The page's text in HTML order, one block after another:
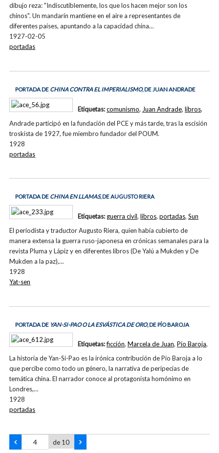
dibujo reza: "Indiscutiblemente, los que los hacen mejor son los
chinos". Un mandarín mantiene en el aire a representantes de
diferentes países, apuntando a la capacidad china…
1927-02-05
portadas
PORTADA DE CHINA CONTRA EL IMPERIALISMO, DE JUAN ANDRADE
Andrade participó en la fundación del PCE y más tarde, tras la escisión
troskista de 1927, fue miembro fundador del POUM.
1928
Etiquetas:comunismo, Juan Andrade, libros,
portadas
PORTADA DE CHINA EN LLAMAS, DE AUGUSTO RIERA
El periodista y traductor Augusto Riera, quien había cubierto de
manera extensa la guerra ruso-japonesa en crónicas semanales para la
revista Pluma y Lápiz y en diferentes libros (De Yalú a Mukden y De
Mukden a la paz),…
1928
Etiquetas: guerra civil, libros, portadas, Sun
Yat-sen
PORTADA DE YAN-SI-PAO O LA ESVÁSTICA DE ORO, DE PÍO BAROJA
La historia de Yan-Si-Pao es la irónica contribución de Pío Baroja a lo
que percibe como todo un género, la narrativa de peripecias de
temática china. El narrador conoce al protagonista homónimo en
Londres,…
1928
Etiquetas:ficción, Marcela de Juan, Pío Baroja,
portadas
de 10